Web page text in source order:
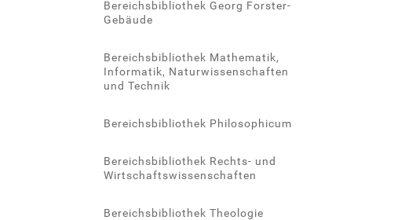
Bereichsbibliothek Georg Forster-
Gebäude
Bereichsbibliothek Mathematik,
Informatik, Naturwissenschaften
und Technik
Bereichsbibliothek Philosophicum
Bereichsbibliothek Rechts- und
Wirtschaftswissenschaften
Bereichsbibliothek Theologie